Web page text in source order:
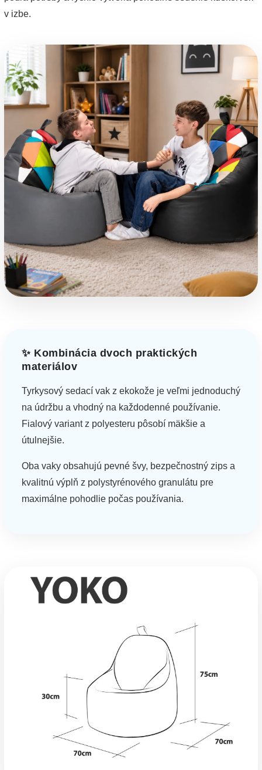
v izbe.
✨ Kombinácia dvoch praktických
materiálov
Tyrkysový sedací vak z ekokože je veľmi jednoduchý
na údržbu a vhodný na každodenné používanie.
Fialový variant z polyesteru pôsobí mäkšie a
útulnejšie.
Oba vaky obsahujú pevné švy, bezpečnostný zips a
kvalitnú výplň z polystyrénového granulátu pre
maximálne pohodlie počas používania.